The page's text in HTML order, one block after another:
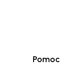
Pomoc